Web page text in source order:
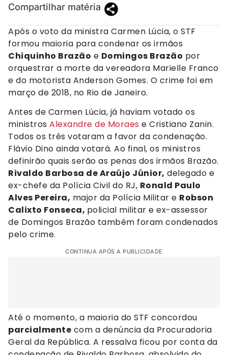
Compartilhar matéria
Após o voto da ministra Carmen Lúcia, o STF
formou maioria para condenar os irmãos
Chiquinho Brazão e Domingos Brazão por
orquestrar a morte da vereadora Marielle Franco
e do motorista Anderson Gomes. O crime foi em
março de 2018, no Rio de Janeiro.
Antes de Carmen Lúcia, já haviam votado os
ministros Alexandre de Moraes e Cristiano Zanin.
Todos os três votaram a favor da condenação.
Flávio Dino ainda votará. Ao final, os ministros
definirão quais serão as penas dos irmãos Brazão.
Rivaldo Barbosa de Araújo Júnior, delegado e
ex-chefe da Polícia Civil do RJ, Ronald Paulo
Alves Pereira, major da Polícia Militar e Robson
Calixto Fonseca, policial militar e ex-assessor
de Domingos Brazão também foram condenados
pelo crime.
CONTINUA APÓS A PUBLICIDADE
Até o momento, a maioria do STF concordou
parcialmente com a denúncia da Procuradoria
Geral da República. A ressalva ficou por conta da